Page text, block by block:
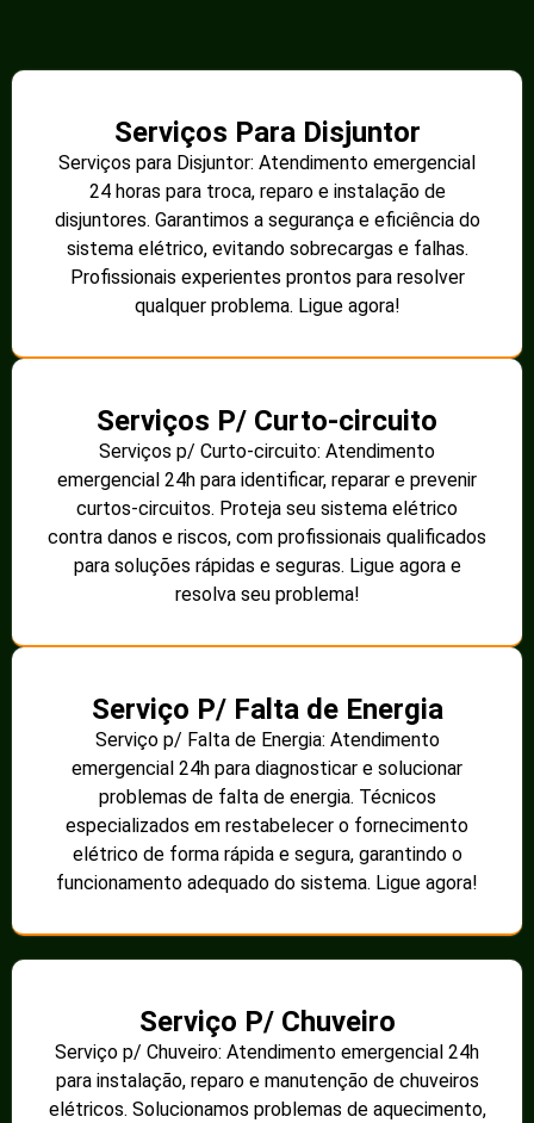
Serviços Para Disjuntor
Serviços para Disjuntor: Atendimento emergencial
24 horas para troca, reparo e instalação de
disjuntores. Garantimos a segurança e eficiência do
sistema elétrico, evitando sobrecargas e falhas.
Profissionais experientes prontos para resolver
qualquer problema. Ligue agora!
Serviços P/ Curto-circuito
Serviços p/ Curto-circuito: Atendimento
emergencial 24h para identificar, reparar e prevenir
curtos-circuitos. Proteja seu sistema elétrico
contra danos e riscos, com profissionais qualificados
para soluções rápidas e seguras. Ligue agora e
resolva seu problema!
Serviço P/ Falta de Energia
Serviço p/ Falta de Energia: Atendimento
emergencial 24h para diagnosticar e solucionar
problemas de falta de energia. Técnicos
especializados em restabelecer o fornecimento
elétrico de forma rápida e segura, garantindo o
funcionamento adequado do sistema. Ligue agora!
Serviço P/ Chuveiro
Serviço p/ Chuveiro: Atendimento emergencial 24h
para instalação, reparo e manutenção de chuveiros
elétricos. Solucionamos problemas de aquecimento,